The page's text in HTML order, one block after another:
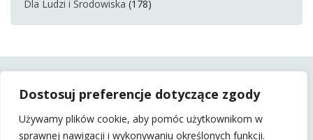
Dostosuj preferencje dotyczące zgody
Używamy plików cookie, aby pomóc użytkownikom w
sprawnej nawigacji i wykonywaniu określonych funkcji.
Dla Ludzi i Środowiska (178)